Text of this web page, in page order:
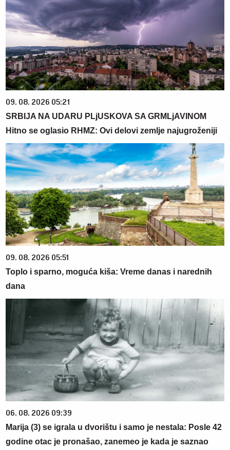
09. 08. 2026 05:21
SRBIJA NA UDARU PLjUSKOVA SA GRMLjAVINOM
Hitno se oglasio RHMZ: Ovi delovi zemlje najugroženiji
09. 08. 2026 05:51
Toplo i sparno, moguća kiša: Vreme danas i narednih
dana
06. 08. 2026 09:39
Marija (3) se igrala u dvorištu i samo je nestala: Posle 42
godine otac je pronašao, zanemeo je kada je saznao